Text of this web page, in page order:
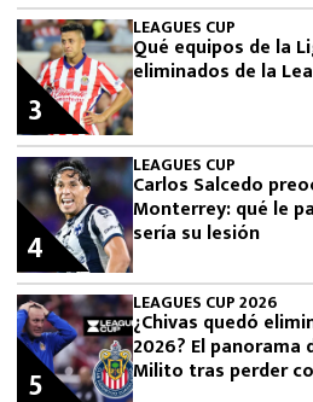
LEAGUES CUP
Qué equipos de la
eliminados de la
3
LEAGUES CUP
Carlos Salcedo
Monterrey: qué le
sería su lesión
4
LEAGUES CUP 2026
¿Chivas quedó
2026? El panorama
Milito tras perder
5